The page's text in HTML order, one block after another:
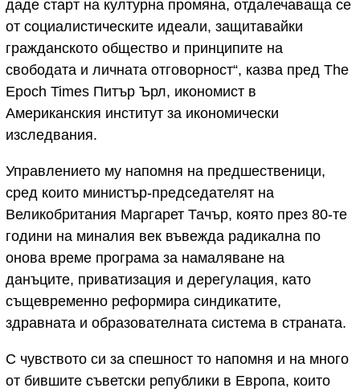
даде старт на културна промяна, отдалечаваща се
от социалистическите идеали, защитавайки
гражданското общество и принципите на
свободата и личната отговорност“, казва пред The
Epoch Times Питър Ърл, икономист в
Американския институт за икономически
изследвания.
Управлението му напомня на предшественици,
сред които министър-председателят на
Великобритания Маргарет Тачър, която през 80-те
години на миналия век въвежда радикална по
онова време програма за намаляване на
данъците, приватизация и дерегулация, като
същевременно реформира синдикатите,
здравната и образователната система в страната.
С чувството си за спешност то напомня и на много
от бившите съветски републики в Европа, които